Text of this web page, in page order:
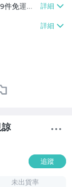
件免運
追蹤
未出貨率